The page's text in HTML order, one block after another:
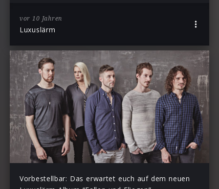
vor 10 Jahren
Luxuslärm
Vorbestellbar: Das erwartet euch auf dem neuen